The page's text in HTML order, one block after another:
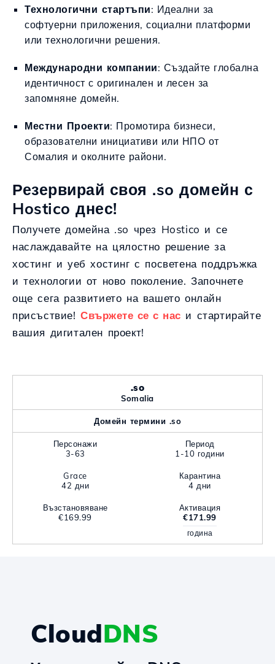
Технологични стартъпи: Идеални за
софтуерни приложения, социални платформи
или технологични решения.
Международни компании: Създайте глобална
идентичност с оригинален и лесен за
запомняне домейн.
Местни Проекти: Промотира бизнеси,
образователни инициативи или НПО от
Сомалия и околните райони.
Резервирай своя .so домейн с
Hostico днес!
Получете домейна .so чрез Hostico и се
наслаждавайте на цялостно решение за
хостинг и уеб хостинг с посветена поддръжка
и технологии от ново поколение. Започнете
още сега развитието на вашето онлайн
присъствие!Свържете се с нас и стартирайте
вашия дигитален проект!
.so
Somalia
Домейн термини .so
Персонажи
3-63
Период
1-10 години
Grace
42 дни
Карантина
4 дни
Възстановяване
€169.99
Активация
€171.99
година
CloudDNS